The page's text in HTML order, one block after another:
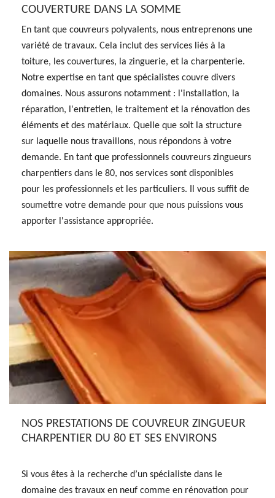
COUVERTURE DANS LA SOMME
En tant que couvreurs polyvalents, nous entreprenons une
variété de travaux. Cela inclut des services liés à la
toiture, les couvertures, la zinguerie, et la charpenterie.
Notre expertise en tant que spécialistes couvre divers
domaines. Nous assurons notamment : l'installation, la
réparation, l'entretien, le traitement et la rénovation des
éléments et des matériaux. Quelle que soit la structure
sur laquelle nous travaillons, nous répondons à votre
demande. En tant que professionnels couvreurs zingueurs
charpentiers dans le 80, nos services sont disponibles
pour les professionnels et les particuliers. Il vous suffit de
soumettre votre demande pour que nous puissions vous
apporter l'assistance appropriée.
NOS PRESTATIONS DE COUVREUR ZINGUEUR
CHARPENTIER DU 80 ET SES ENVIRONS
Si vous êtes à la recherche d’un spécialiste dans le
domaine des travaux en neuf comme en rénovation pour